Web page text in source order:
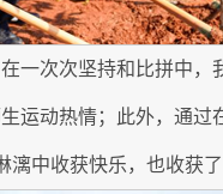
一次次坚持和比拼中
运动热情；此外，通
漓中收获快乐，也收获